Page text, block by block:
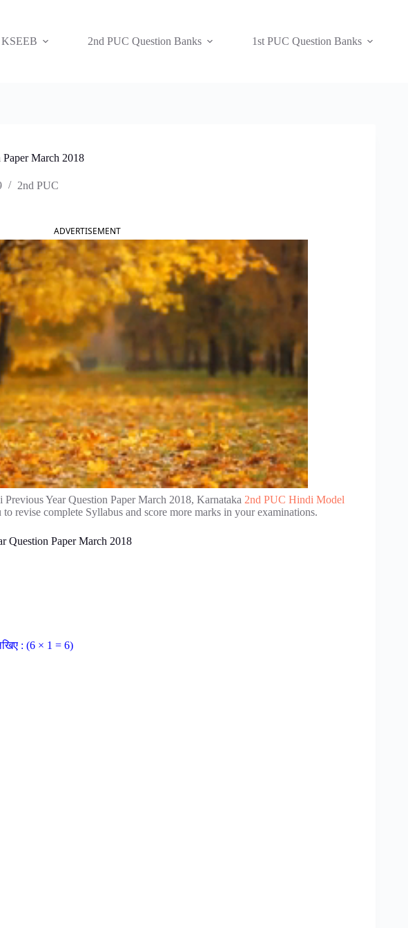
KSEEB
2nd PUC Question Banks 1st PUC Question Banks
March 2018
2nd PUC
ADVERTISEMENT
Year Question Paper March 2018, Karnataka 2nd PUC Hindi Model
to revise complete Syllabus and score more marks in your examinations.
Question Paper March 2018
: (6 × 1 = 6)